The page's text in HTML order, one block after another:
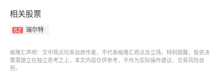
相关股票
SZ 瑞尔特
格隆汇声明：文中观点均来自原作者，不代表格隆汇观点及立场。特别提醒，投资决
策需建立在独立思考之上，本文内容仅供参考，不作为实际操作建议，交易风险自
担。